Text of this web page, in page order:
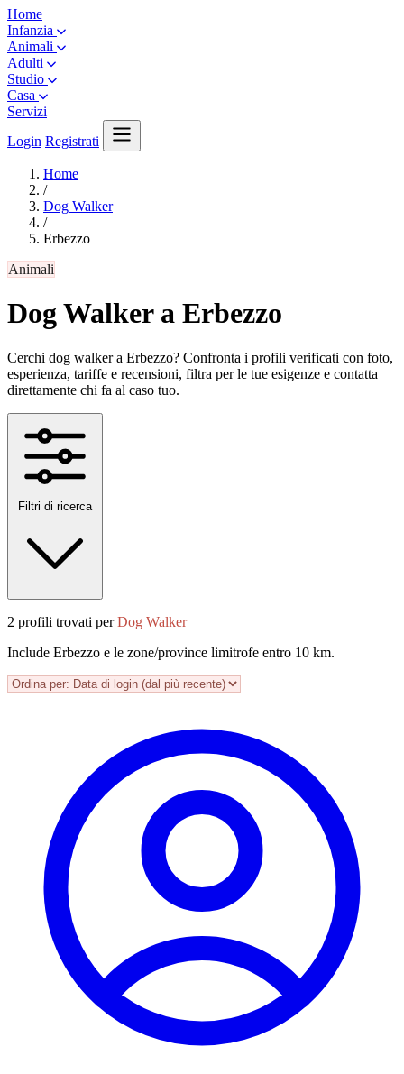
Home
Infanzia
Animali
Adulti
Studio
Casa
Servizi
Login Registrati
Home
/
Dog Walker
/
Erbezzo
Animali
Dog Walker a Erbezzo
Cerchi dog walker a Erbezzo? Confronta i profili verificati con foto,
esperienza, tariffe e recensioni, filtra per le tue esigenze e contatta
direttamente chi fa al caso tuo.
Filtri di ricerca
2 profili trovati perDog Walker
Include Erbezzo e le zone/province limitrofe entro 10 km.